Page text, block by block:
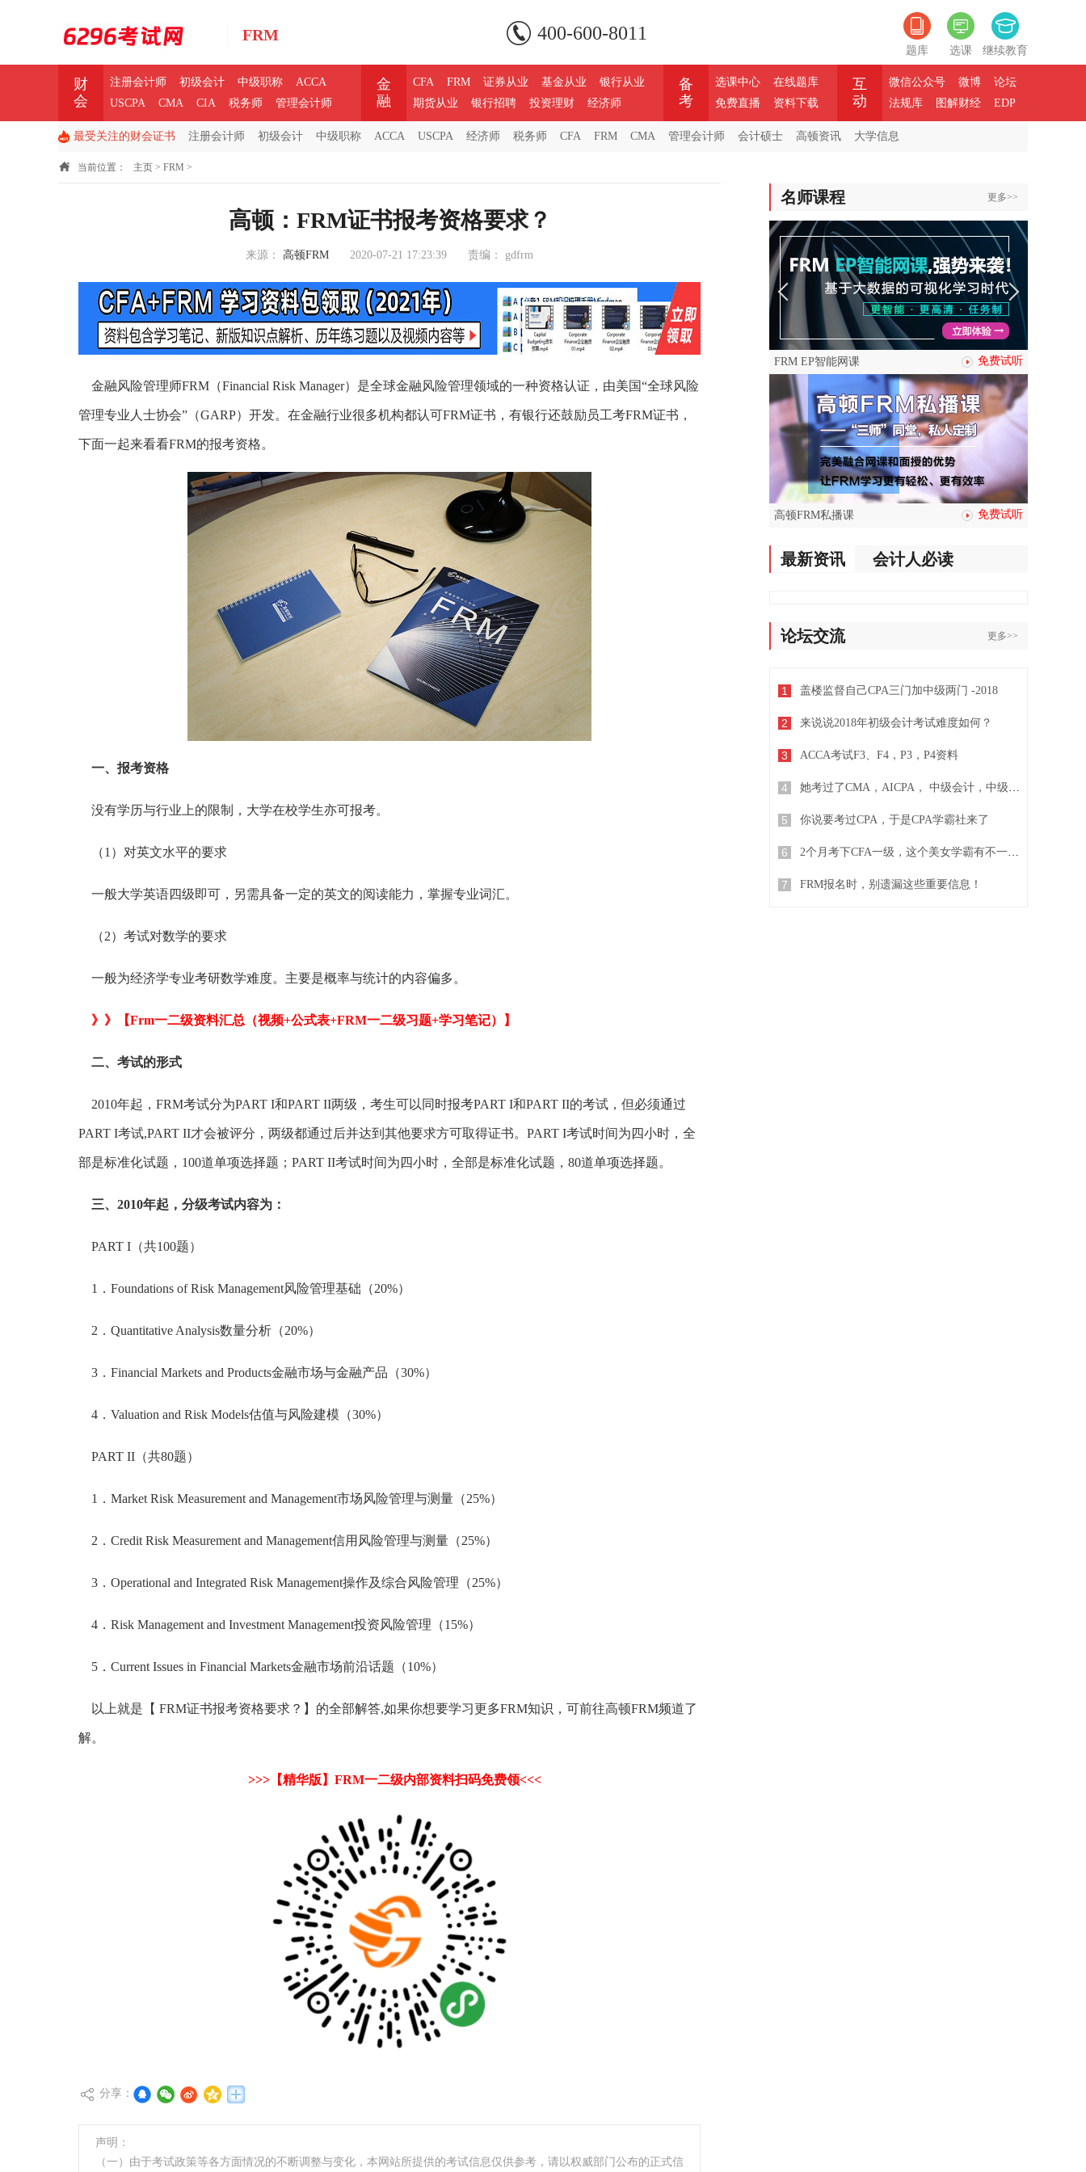
FRM 400-600-8011
题库 选课 继续教育
财
会
注册会计师 初级会计 中级职称
ACCA
USCPA
CMA CIA 税务师 管理会计师
金
融
CFA FRM 证券从业 基金从业
银行从业
期货从业
银行招聘 投资理财 经济师
备
考
选课中心
在线题库
免费直播
资料下载
互
动
微信公众号 微博
论坛
法规库
图解财经 EDP
最受关注的财会证书 注册会计师 初级会计 中级职称 ACCA USCPA 经济师 税务师 CFA FRM CMA 管理会计师 会计硕士 高顿资讯 大学信息
当前位置： 主页 > FRM >
高顿：FRM证书报考资格要求？
来源： 高顿FRM 2020-07-21 17:23:39 责编： gdfrm
金融风险管理师FRM（Financial Risk Manager）是全球金融风险管理领域的一种资格认证，由美国“全球风险
管理专业人士协会”（GARP）开发。在金融行业很多机构都认可FRM证书 ，有银行还鼓励员工考FRM证书，
下面一起来看看FRM的报考资格。
一、报考资格
没有学历与行业上的限制，大学在校学生亦可报考。
（1）对英文水平的要求
一般大学英语四级即可，另需具备一定的英文的阅读能力，掌握专业词汇。
（2）考试对数学的要求
一般为经济学专业考研数学难度。主要是概率与统计的内容偏多。
》》【Frm一二级资料汇总（视频+公式表+FRM一二级习题+学习笔记）】
二、考试的形式
2010年起， FRM考试分为PART I和PART II两级，考生可以同时报考PART I和PART II的考试，但必须通过
PART I考试,PART II才会被评分，两级都通过后并达到其他要求方可取得证书。PART I考试时间为四小时，全
部是标准化试题，100道单项选择题；PART II考试时间为四小时，全部是标准化试题，80道单项选择题。
三、2010年起，分级考试内容为：
PART I（共100题）
1．Foundations of Risk Management风险管理基础（20%）
2．Quantitative Analysis数量分析（20%）
3．Financial Markets and Products金融市场与金融产品（30%）
4．Valuation and Risk Models估值与风险建模（30%）
PART II（共80题）
1．Market Risk Measurement and Management市场风险管理与测量（25%）
2．Credit Risk Measurement and Management信用风险管理与测量（25%）
3．Operational and Integrated Risk Management操作及综合风险管理（25%）
4．Risk Management and Investment Management投资风险管理（15%）
5．Current Issues in Financial Markets金融市场前沿话题（10%）
以上就是【 FRM证书报考资格要求？】的全部解答,如果你想要学习更多FRM知识，可前往高顿FRM频道了
解。
>>>【精华版】FRM一二级内部资料扫码免费领<<<
分享：
声明：
（一）由于考试政策等各方面情况的不断调整与变化，本网站所提供的考试信息仅供参考，请以权威部门公布的正式信
名师课程 更多>>
FRM EP智能网课 免费试听
高顿FRM私播课 免费试听
最新资讯 会计人必读
论坛交流 更多>>
1 盖楼监督自己CPA三门加中级两门 -2018
2 来说说2018年初级会计考试难度如何？
3 ACCA考试F3、F4，P3，P4资料
4 她考过了CMA，AICPA， 中级会计，中级经济师...
5 你说要考过CPA，于是CPA学霸社来了
6 2个月考下CFA一级，这个美女学霸有不一样的复习方法
7 FRM报名时，别遗漏这些重要信息！